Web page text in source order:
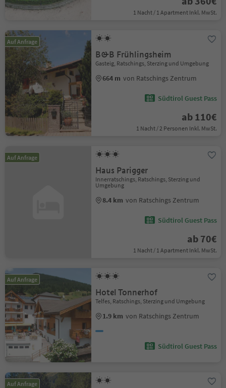
1 Nacht / 1 Apartment Inkl. MwSt.
Auf Anfrage
B&B Frühlingsheim
Gasteig, Ratschings, Sterzing und Umgebung
664 m von Ratschings Zentrum
Südtirol Guest Pass
ab 110€
1 Nacht / 2 Personen Inkl. MwSt.
Auf Anfrage
Haus Parigger
Innerratschings, Ratschings, Sterzing und
Umgebung
8.4 km von Ratschings Zentrum
Südtirol Guest Pass
ab 70€
1 Nacht / 1 Apartment Inkl. MwSt.
Auf Anfrage
Hotel Tonnerhof
Telfes, Ratschings, Sterzing und Umgebung
1.9 km von Ratschings Zentrum
Südtirol Guest Pass
Auf Anfrage